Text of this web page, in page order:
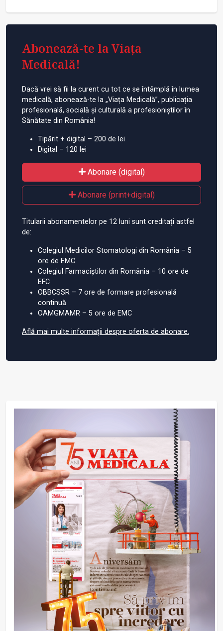
Abonează-te la Viața
Medicală!
Dacă vrei să fii la curent cu tot ce se întâmplă în lumea
medicală, abonează-te la „Viața Medicală”, publicația
profesională, socială și culturală a profesioniștilor în
Sănătate din România!
Tipărit + digital – 200 de lei
Digital – 120 lei
Abonare (digital)
Abonare (print+digital)
Titularii abonamentelor pe 12 luni sunt creditați astfel
de:
Colegiul Medicilor Stomatologi din România – 5
ore de EMC
Colegiul Farmaciștilor din România – 10 ore de
EFC
OBBCSSR – 7 ore de formare profesională
continuă
OAMGMAMR – 5 ore de EMC
Află mai multe informații despre oferta de abonare.